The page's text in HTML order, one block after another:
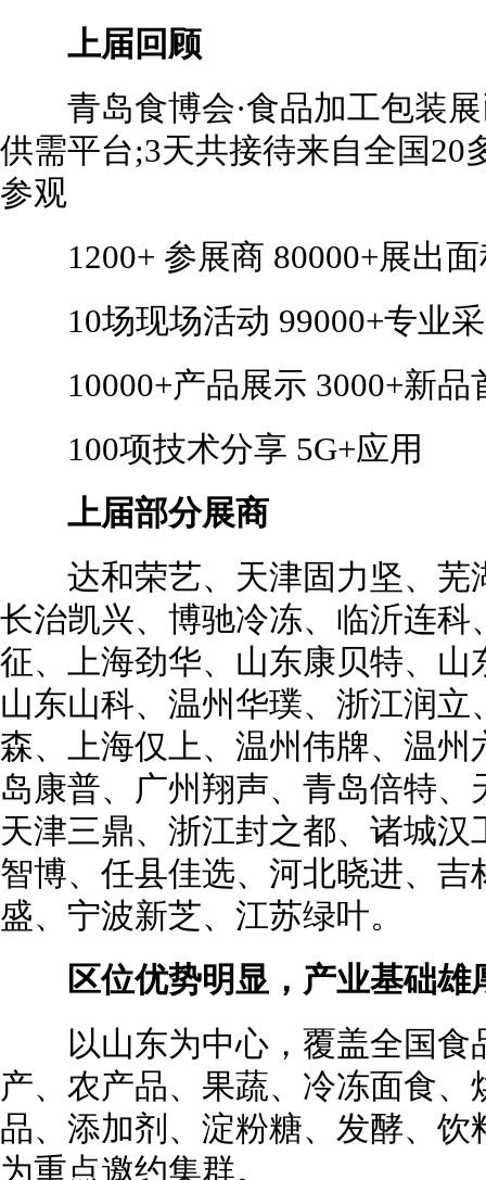
上届回顾
青岛食博会·食品加工包装展
供需平台;3天共接待来自全国20
参观
1200+ 参展商 80000+展出面
10场现场活动 99000+专业
10000+产品展示 3000+新品
100项技术分享 5G+应用
上届部分展商
达和荣艺、天津固力坚、芜
长治凯兴、博驰冷冻、临沂连
征、上海劲华、山东康贝特、
山东山科、温州华璞、浙江润
森、上海仅上、温州伟牌、温
岛康普、广州翔声、青岛倍特
天津三鼎、浙江封之都、诸城
智博、任县佳选、河北晓进、
盛、宁波新芝、江苏绿叶。
区位优势明显，产业基础雄
以山东为中心，覆盖全国食
产、农产品、果蔬、冷冻面食
品、添加剂、淀粉糖、发酵、
为重点邀约集群。